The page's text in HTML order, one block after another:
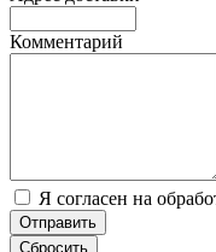
Комментарий
Я согласен на